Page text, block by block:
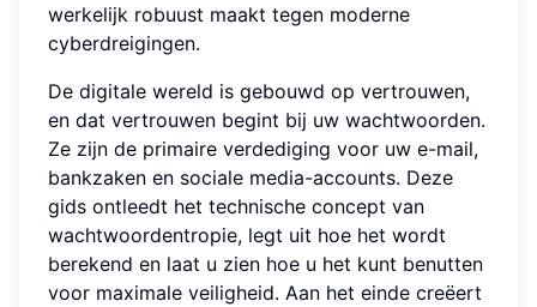
werkelijk robuust maakt tegen moderne
cyberdreigingen.
De digitale wereld is gebouwd op vertrouwen,
en dat vertrouwen begint bij uw wachtwoorden.
Ze zijn de primaire verdediging voor uw e-mail,
bankzaken en sociale media-accounts. Deze
gids ontleedt het technische concept van
wachtwoordentropie, legt uit hoe het wordt
berekend en laat u zien hoe u het kunt benutten
voor maximale veiligheid. Aan het einde creëert